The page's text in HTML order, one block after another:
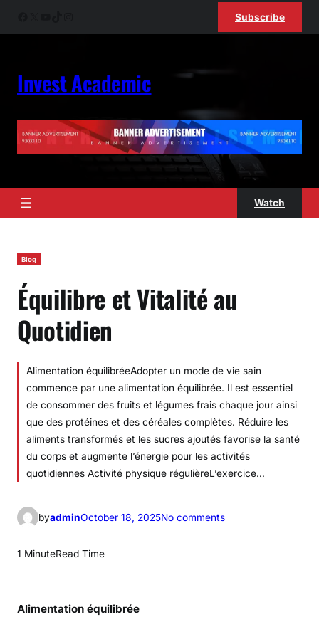
Subscribe
Invest Academic
Watch
Blog
Équilibre et Vitalité au
Quotidien
Alimentation équilibréeAdopter un mode de vie sain
commence par une alimentation équilibrée. Il est essentiel
de consommer des fruits et légumes frais chaque jour ainsi
que des protéines et des céréales complètes. Réduire les
aliments transformés et les sucres ajoutés favorise la santé
du corps et augmente l’énergie pour les activités
quotidiennes Activité physique régulièreL’exercice…
byadminOctober 18, 2025No commentso
1 MinuteRead Time
Alimentation équilibrée